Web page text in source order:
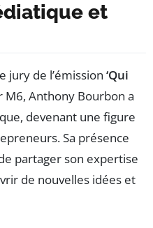
et
jury de l’émission ‘Qui
M6, Anthony Bourbon a
devenant une figure
Sa présence
partager son expertise
de nouvelles idées et